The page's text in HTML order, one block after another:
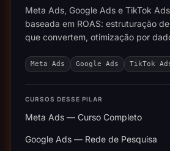
Meta Ads, Google Ads e TikTok
baseada em ROAS: estruturação
que convertem, otimização por
Meta Ads Google Ads TikTok
CURSOS DESSE PILAR
Meta Ads — Curso Completo
Google Ads — Rede de Pesquisa